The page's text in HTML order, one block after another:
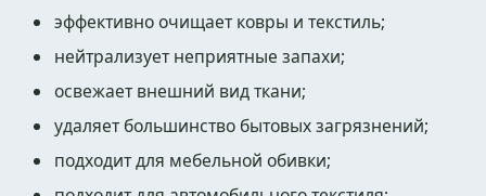
эффективно очищает ковры и текстиль;
нейтрализует неприятные запахи;
освежает внешний вид ткани;
удаляет большинство бытовых загрязнений;
подходит для мебельной обивки;